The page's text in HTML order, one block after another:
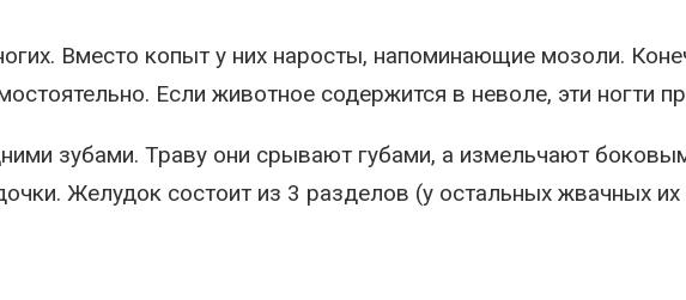
Вместо копыт у них наросты, напоминающие мозоли.
Если животное содержится в неволе, эти ногти
зубами. Траву они срывают губами, а измельчают
Желудок состоит из 3 разделов (у остальных жвачных их